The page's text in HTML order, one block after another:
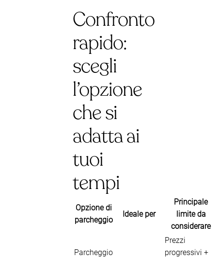
Confronto
rapido:
scegli
l’opzione
che si
adatta ai
tuoi
tempi
Opzione di
parcheggio
Ideale per
Principale
limite da
considerare
Parcheggio
Prezzi
progressivi +